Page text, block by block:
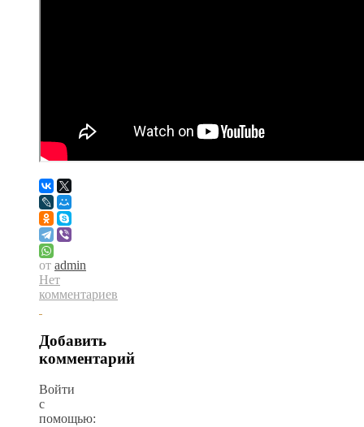
от admin
Нет
комментариев
Добавить
комментарий
Войти
с
помощью: